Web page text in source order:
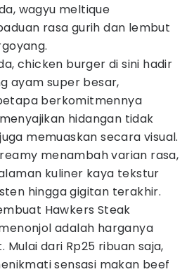
wagyu meltique
rasa gurih dan lembut
chicken burger di sini hadir
ayam super besar,
berkomitmennya
hidangan tidak
memuaskan secara visual.
menambah varian rasa,
kuliner kaya tekstur
hingga gigitan terakhir.
Hawkers Steak
adalah harganya
dari Rp25 ribuan saja,
sensasi makan beef